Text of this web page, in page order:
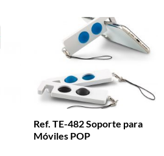
Ref. TE-482 Soporte para
Móviles POP